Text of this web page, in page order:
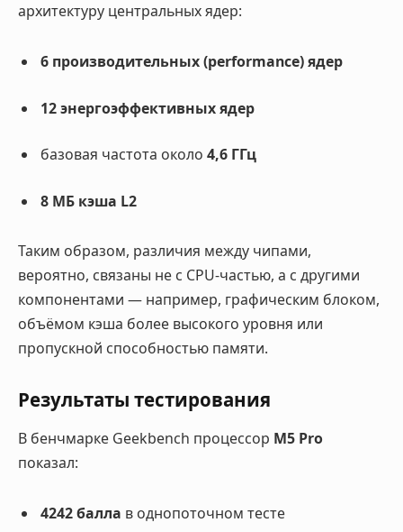
архитектуру центральных ядер:
6 производительных (performance) ядер
12 энергоэффективных ядер
базовая частота около 4,6 ГГц
8 МБ кэша L2
Таким образом, различия между чипами,
вероятно, связаны не с CPU-частью, а с другими
компонентами — например, графическим блоком,
объёмом кэша более высокого уровня или
пропускной способностью памяти.
Результаты тестирования
В бенчмарке Geekbench процессор M5 Pro
показал:
4242 балла в однопоточном тесте